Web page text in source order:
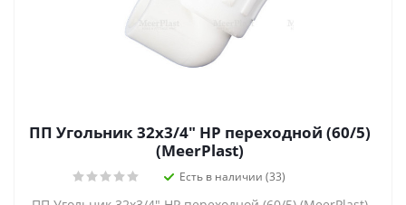
ПП Угольник 32х3/4" НР переходной (60/5)
(MeerPlast)
Есть в наличии (33)